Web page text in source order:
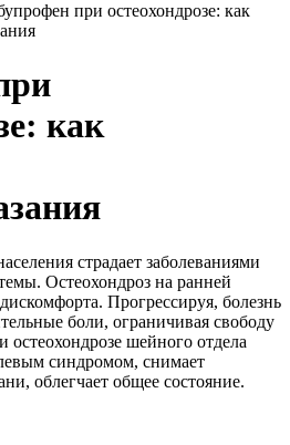
при остеохондрозе: как
как
страдает заболеваниями
Остеохондроз на ранней
Прогрессируя, болезнь
боли, ограничивая свободу
шейного отдела
синдромом, снимает
облегчает общее состояние.